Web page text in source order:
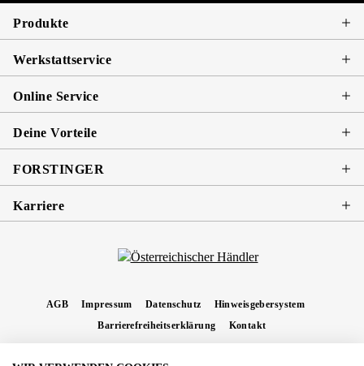
Produkte
Werkstattservice
Online Service
Deine Vorteile
FORSTINGER
Karriere
AGB Impressum Datenschutz
Hinweisgebersystem
Barrierefreiheitserklärung
Kontakt